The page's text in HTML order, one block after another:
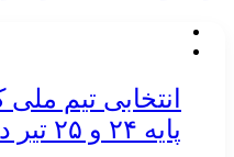
انتخابی تیم
پایه ۲۴ و ۲۵ تیر در تهران